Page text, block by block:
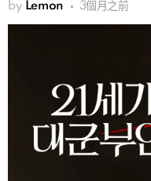
by Lemon 3個月之前